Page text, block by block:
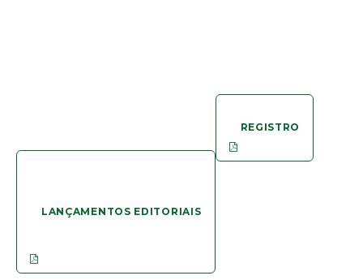
LANÇAMENTOS EDITORIAIS
REGISTRO